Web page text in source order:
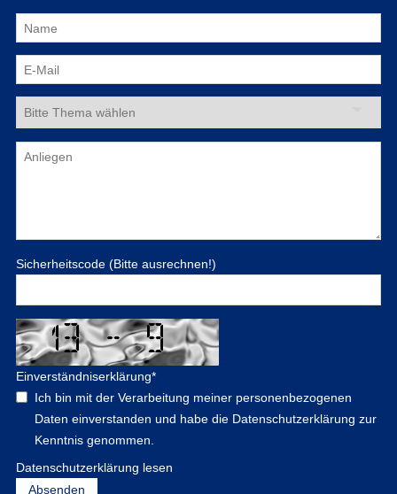
Sicherheitscode (Bitte ausrechnen!)
Einverständniserklärung*
Ich bin mit der Verarbeitung meiner personenbezogenen
Daten einverstanden und habe die Datenschutzerklärung zur
Kenntnis genommen.
Datenschutzerklärung lesen